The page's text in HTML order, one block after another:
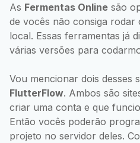
As Fermentas Online são
de vocês não consiga rodar
local. Essas ferramentas já
várias versões para
Vou mencionar dois desses
FlutterFlow. Ambos são
criar uma conta e que
Então vocês poderão
projeto no servidor deles.